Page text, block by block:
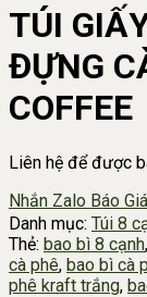
TÚI
ĐỰNG
COFFEE
Liên hệ để được
Nhắn Zalo Báo Giá
Danh mục: Túi 8
Thẻ: bao bì 8 cạnh,
cà phê, bao bì cà
phê kraft trắng,